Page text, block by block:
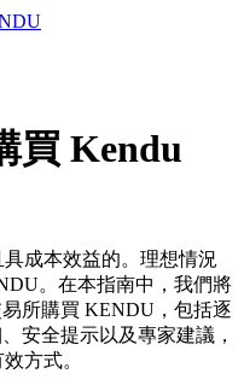
買 Kendu
成本效益的。理想情況
。在本指南中，我們將
所購買 KENDU，包括逐
安全提示以及專家建議，
方式。